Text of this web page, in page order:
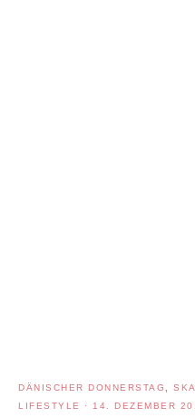
DÄNISCHER DONNERSTAG
LIFESTYLE
· 14. DEZEMBER